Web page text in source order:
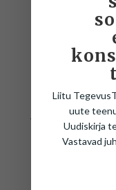
Kinnitusi on
keeratav ja
vastavalt lapse
kingapaelad
jalanõude
mugavaks.
Liitu
uute
Uudiskirja
Vastavad